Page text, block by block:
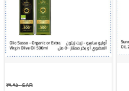
SAR ٣٩.٩٥٠